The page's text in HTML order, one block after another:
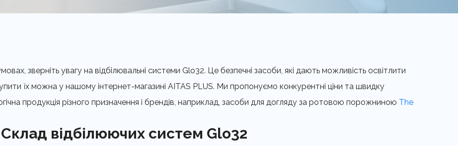
зверніть увагу на відбілювальні системи Glo32. Це безпечні засоби, які дають можливість освітлити
їх можна у нашому інтернет-магазині AITAS PLUS. Ми пропонуємо конкурентні ціни та швидку
продукція різного призначення і брендів, наприклад, засоби для догляду за ротовою порожниною The
Склад відбілюючих систем Glo32